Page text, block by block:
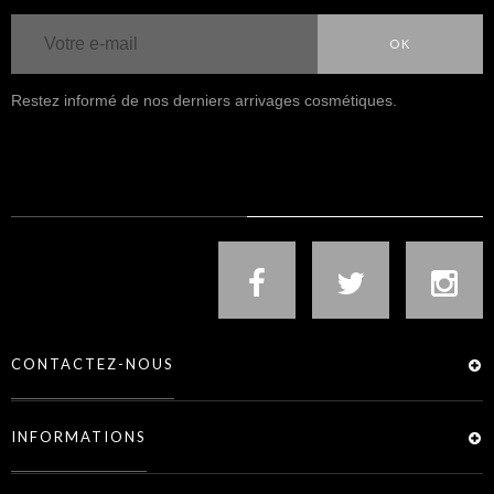
OK
Restez informé de nos derniers arrivages cosmétiques.
CONTACTEZ-NOUS
INFORMATIONS